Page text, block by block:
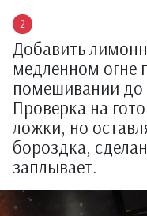
Добавить
медленном огне
помешивании до
Проверка на
ложки, но
бороздка,
заплывает.